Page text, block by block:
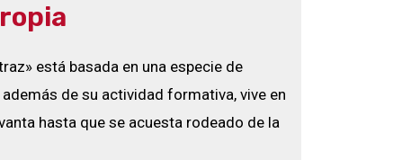
está basada en una especie de
de su actividad formativa, vive en
hasta que se acuesta rodeado de la